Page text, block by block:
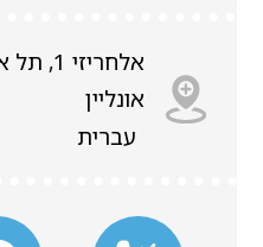
אלחריזי 1, תל אביב - יפו
אונליין
עברית